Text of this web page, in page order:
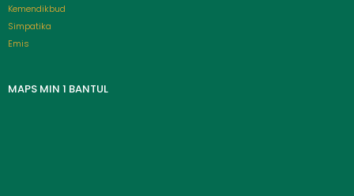
Kemendikbud
Simpatika
Emis
MAPS MIN 1 BANTUL